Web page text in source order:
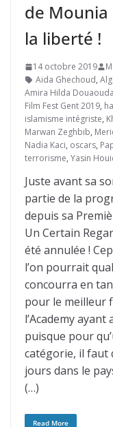
de
la liberté !
14 octobre 2019
Aida Ghechoud,
Amira Hilda Douaouda
Film Fest Gent 2019,
islamisme intégriste,
Marwan Zeghbib,
Nadia Kaci, oscars,
terrorisme, Yasin
Juste avant sa
partie de la
depuis sa
Un Certain
été annulée !
l’on pourrait
concourra en
pour le meilleur
l’Academy
puisque pour
catégorie, il faut
jours dans le
(…)
Read More